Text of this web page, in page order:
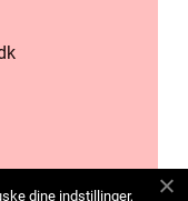
dine indstillinger,